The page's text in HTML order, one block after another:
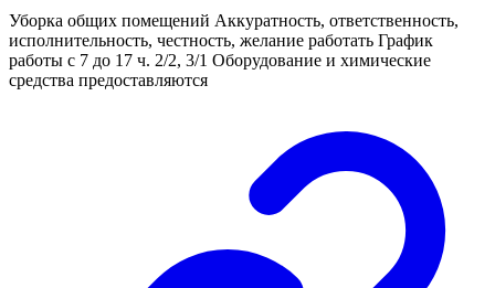
Уборка общих помещений Аккуратность, ответственность,
исполнительность, честность, желание работать График
работы с 7 до 17 ч. 2/2, 3/1 Оборудование и химические
средства предоставляются